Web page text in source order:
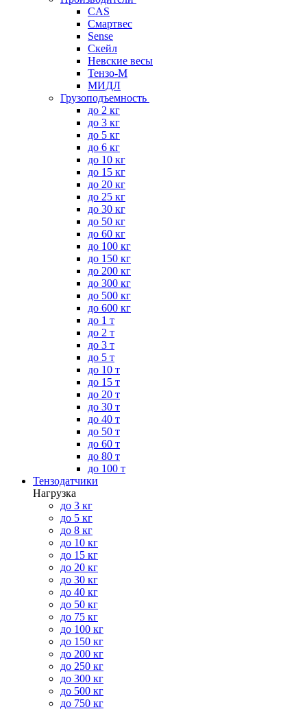
CAS
Смартвес
Sense
Скейл
Невские весы
Тензо-М
МИДЛ
Грузоподъемность
до 2 кг
до 3 кг
до 5 кг
до 6 кг
до 10 кг
до 15 кг
до 20 кг
до 25 кг
до 30 кг
до 50 кг
до 60 кг
до 100 кг
до 150 кг
до 200 кг
до 300 кг
до 500 кг
до 600 кг
до 1 т
до 2 т
до 3 т
до 5 т
до 10 т
до 15 т
до 20 т
до 30 т
до 40 т
до 50 т
до 60 т
до 80 т
до 100 т
Тензодатчики
Нагрузка
до 3 кг
до 5 кг
до 8 кг
до 10 кг
до 15 кг
до 20 кг
до 30 кг
до 40 кг
до 50 кг
до 75 кг
до 100 кг
до 150 кг
до 200 кг
до 250 кг
до 300 кг
до 500 кг
до 750 кг